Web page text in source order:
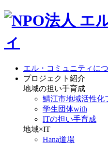
エル・コミュニティに
プロジェクト紹介
地域の担い手育成
鯖江市地域活性化
学生団体with
ITの担い手育成
地域×IT
Hana道場